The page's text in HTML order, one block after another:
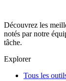
Découvrez les
notés par notre
tâche.
Explorer
Tous les